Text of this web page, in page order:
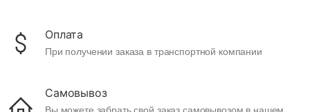
Оплата
При получении заказа в транспортной компании
Самовывоз
Вы можете забрать свой заказ самовывозом в нашем